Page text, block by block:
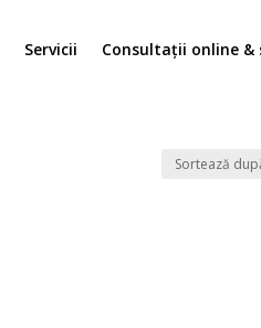
Servicii Consultații online